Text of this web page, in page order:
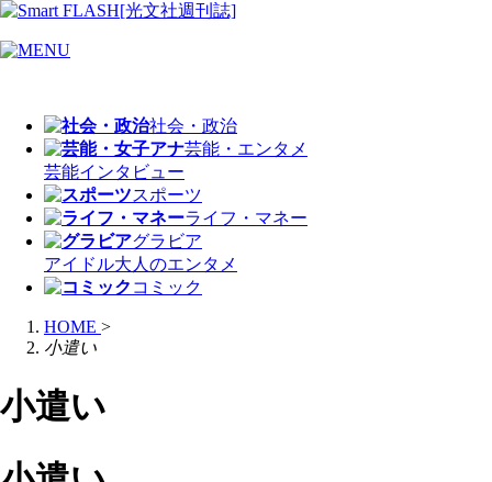
社会・政治
芸能・エンタメ
芸能インタビュー
スポーツ
ライフ・マネー
グラビア
アイドル大人のエンタメ
コミック
HOME >
小遣い
小遣い